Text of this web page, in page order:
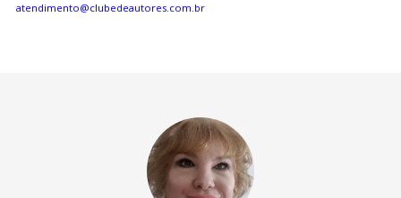
atendimento@clubedeautores.com.br